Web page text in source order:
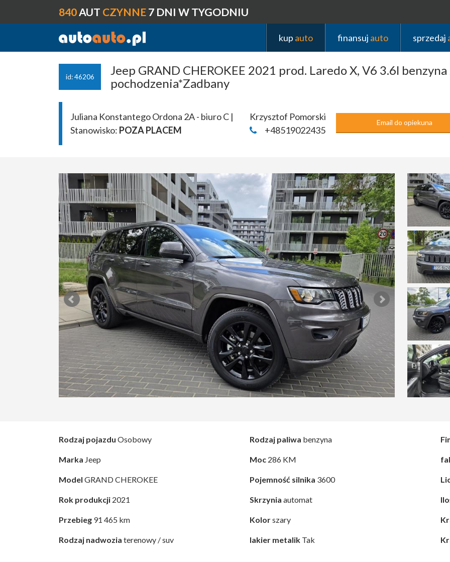
840AUT CZYNNE 7 DNI W TYGODNIU
kup auto finansuj auto sprzedaj
id: 46206
Jeep GRAND CHEROKEE 2021 prod. Laredo X, V6 3.6l
pochodzenia*Zadbany
Juliana Konstantego Ordona 2A - biuro C |
Stanowisko: POZA PLACEM
Krzysztof Pomorski
+48519022435
Email do opiekuna
Rodzaj pojazdu Osobowy
Marka Jeep
Model GRAND CHEROKEE
Rok produkcji 2021
Przebieg 91 465 km
Rodzaj nadwozia terenowy / suv
Rodzaj paliwa benzyna
Moc 286 KM
Pojemność silnika 3600
Skrzynia automat
Kolorszary
lakier metalik Tak